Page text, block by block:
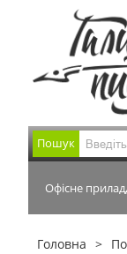
Пошук
Офісне
Головна